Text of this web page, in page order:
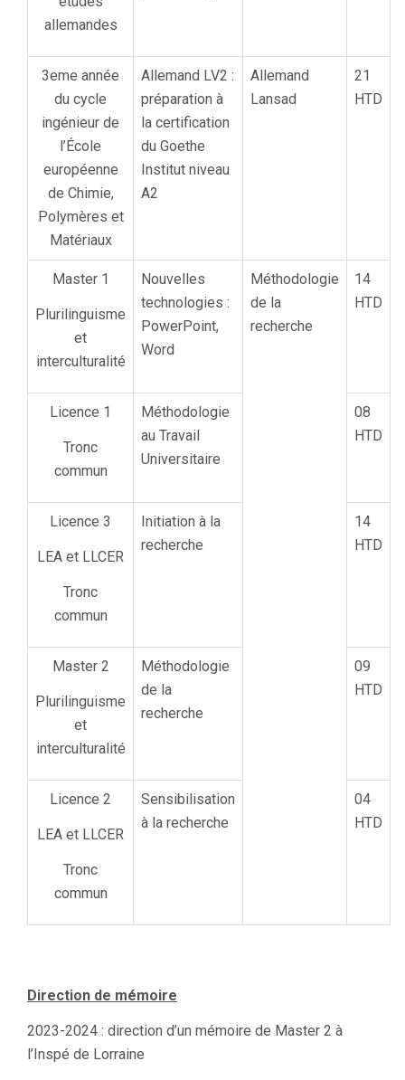
allemandes
3eme année
du cycle
ingénieur de
l’École
européenne
de Chimie,
Polymères et
Matériaux
Allemand LV2 :
préparation à
la certification
du Goethe
Institut niveau
A2
Allemand
Lansad
21
HTD
Master 1
Plurilinguisme
et
interculturalité
Nouvelles
technologies :
PowerPoint,
Word
Méthodologie
de la
recherche
14
HTD
Licence 1
Tronc
commun
Méthodologie
au Travail
Universitaire
08
HTD
Licence 3
LEA et LLCER
Tronc
commun
Initiation à la
recherche
14
HTD
Master 2
Plurilinguisme
et
interculturalité
Méthodologie
de la
recherche
09
HTD
Licence 2
LEA et LLCER
Tronc
commun
Sensibilisation
à la recherche
04
HTD
Direction de mémoire
2023-2024 : direction d’un mémoire de Master 2 à
l’Inspé de Lorraine